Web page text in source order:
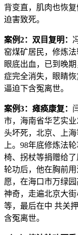
背变直，肌肉也恢
迫害致死。
案例2：双目复明：
窑煤矿居民，修炼
眼底出血，已到晚
症完全消失，眼睛
逼迫下含冤离世。
案例3：瘫痪康复：
市，海南省华艺实
头坏死，北京、上
上。98年底修炼法
椅、拐杖等捐赠给
轮功后，他在胸前
愿，在海口市万绿
神奇，走遍北京大
等，最后在中 共关
含冤离世。